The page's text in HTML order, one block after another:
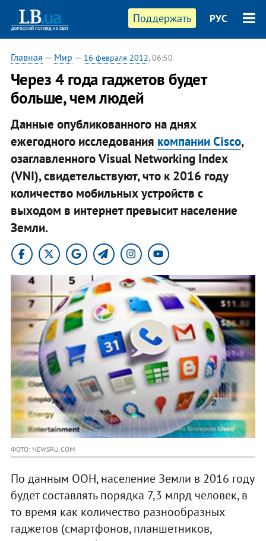
Поддержать РУС
Главная — Мир — 16 февраля 2012, 06:50
Через 4 года гаджетов будет
больше, чем людей
Данные опубликованного на днях
ежегодного исследования компании Cisco,
озаглавленного Visual Networking Index
(VNI), свидетельствуют, что к 2016 году
количество мобильных устройств с
выходом в интернет превысит население
Земли.
ФОТО: NEWSRU.COM
По данным ООН, население Земли в 2016 году
будет составлять порядка 7,3 млрд человек, в
то время как количество разнообразных
гаджетов (смартфонов, планшетников,